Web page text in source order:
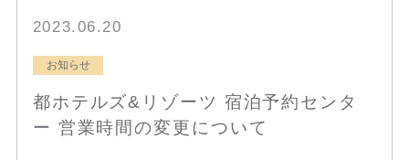
2023.06.20
お知らせ
都ホテルズ&リゾーツ 宿泊予約センタ
ー 営業時間の変更について